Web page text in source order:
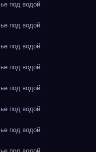
под водой
под водой
под водой
под водой
под водой
под водой
под водой